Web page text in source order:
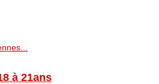
à 21ans